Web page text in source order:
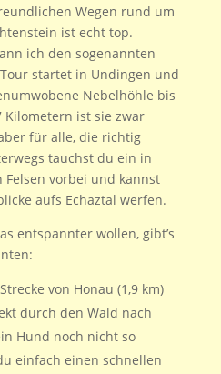
Wegen rund um
ist echt top.
ich den sogenannten
Tour startet in Undingen und
Nebelhöhle bis
Kilometern ist sie zwar
für alle, die richtig
tauchst du ein in
Felsen vorbei und kannst
aufs Echaztal werfen.
entspannter wollen, gibt’s
von Honau (1,9 km)
durch den Wald nach
Hund noch nicht so
einfach einen schnellen